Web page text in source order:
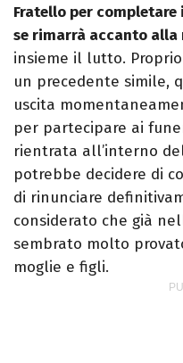
Fratello per
se rimarrà accanto alla
insieme il lutto.
un precedente simile,
uscita
per partecipare ai
rientrata all’interno
potrebbe decidere di
di rinunciare
considerato che già
sembrato molto
moglie e figli.